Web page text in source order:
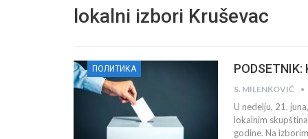
lokalni izbori Kruševac
ПОЛИТИКА
S. MILENKOVIĆ
U nedelju, 21.
lokalnim
godine. Na